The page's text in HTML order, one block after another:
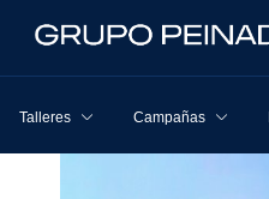
Talleres Campañas